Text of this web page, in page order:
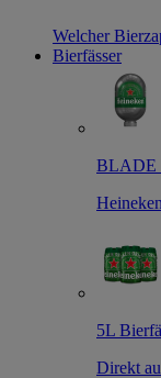
Welcher
Bierfässer
BLADE
5L
Direkt